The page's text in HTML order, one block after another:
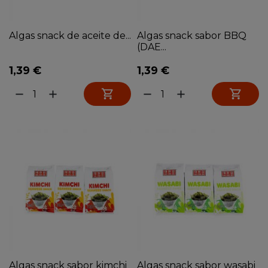
Algas snack de aceite de...
1,39 €
remove add 
Algas snack sabor BBQ
(DAE...
1,39 €
remove add 
Algas snack sabor kimchi Algas snack sabor wasabi